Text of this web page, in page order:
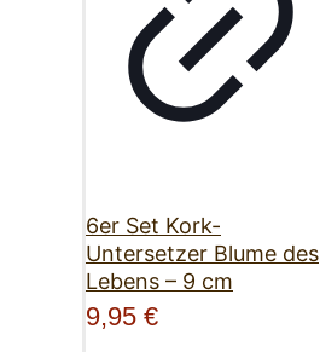
6er Set Kork-
Untersetzer Blume des
Lebens – 9 cm
9,95 €